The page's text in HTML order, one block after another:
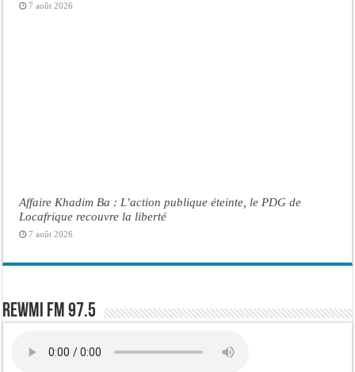
7 août 2026
Affaire Khadim Ba : L’action publique éteinte, le PDG de
Locafrique recouvre la liberté
7 août 2026
Rewmi FM 97.5